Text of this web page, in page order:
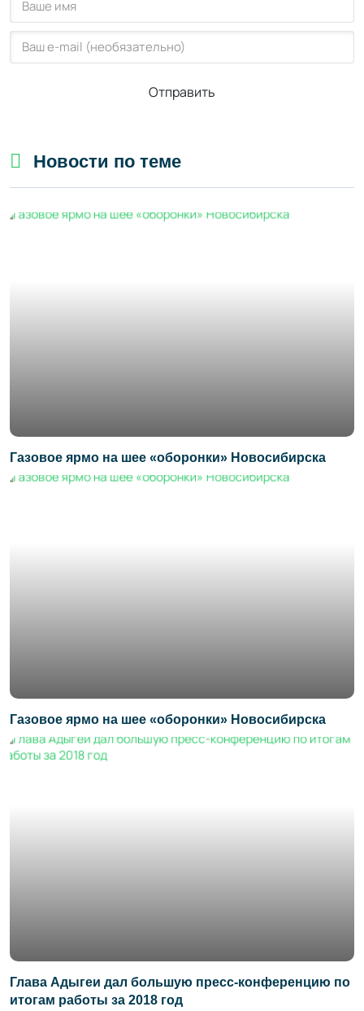
Отправить
Новости по теме
Газовое ярмо на шее «оборонки» Новосибирска
Газовое ярмо на шее «оборонки» Новосибирска
Глава Адыгеи дал большую пресс-конференцию по
итогам работы за 2018 год